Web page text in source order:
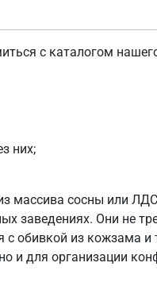
с каталогом
них;
массива сосны или
заведениях. Они не
с обивкой из кожзама и
и для организации